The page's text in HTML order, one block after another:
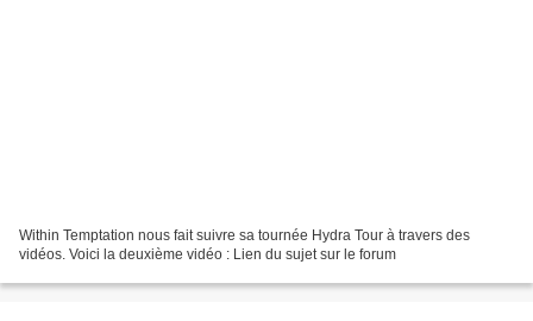
Within Temptation nous fait suivre sa tournée Hydra Tour à travers des
vidéos. Voici la deuxième vidéo : Lien du sujet sur le forum